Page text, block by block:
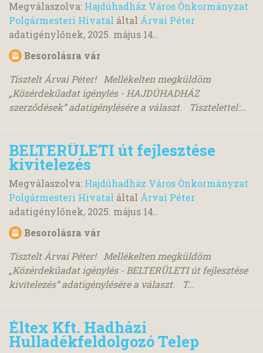
Megválaszolva: Hajdúhadház Város Önkormányzat
Polgármesteri Hivatal által Árvai Péter
adatigénylőnek, 2025. május 14..
Besorolásra vár
Tisztelt Árvai Péter! Mellékelten megküldöm
„Közérdekűadat igénylés - HAJDÚHADHÁZ
szerződések” adatigénylésére a választ. Tisztelettel:...
BELTERÜLETI út fejlesztése
kivitelezés
Megválaszolva: Hajdúhadház Város Önkormányzat
Polgármesteri Hivatal által Árvai Péter
adatigénylőnek, 2025. május 14..
Besorolásra vár
Tisztelt Árvai Péter! Mellékelten megküldöm
„Közérdekűadat igénylés - BELTERÜLETI út fejlesztése
kivitelezés” adatigénylésére a választ. T...
Éltex Kft. Hadházi
Hulladékfeldolgozó Telep